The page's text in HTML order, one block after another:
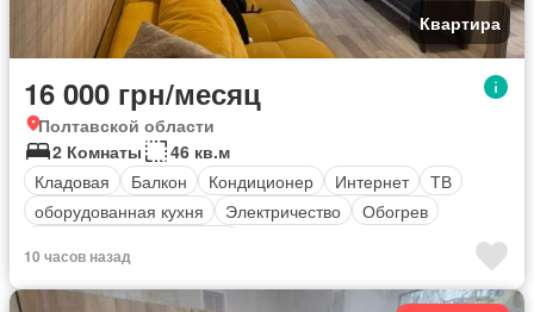
Квартира
16 000 грн/месяц
Полтавской области
2 Комнаты
46 кв.м
Кладовая
Балкон Кондиционер Интернет
ТВ
оборудованная кухня
Электричество
Обогрев
10 часов назад